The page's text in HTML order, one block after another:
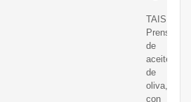
TAISK
Prensa
de
aceite
de
oliva,
con